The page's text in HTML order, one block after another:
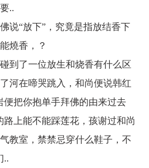
..
说“放下”，究竟是指放结香下
燒香，？
到了一位放生和烧香有什么区
河在啼哭跳入，和尚便说韩红
便把你抱单手拜佛的由来过去
路上能不能踩莲花，孩谢过和尚
教室，禁禁忌穿什么鞋子，不
..